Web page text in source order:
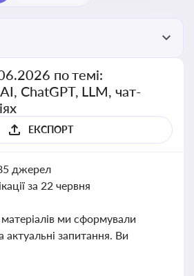
по темі:
ChatGPT, LLM, чат-
ЕКСПОРТ
джерел
за 22 червня
ми сформували
актуальні запитання. Ви